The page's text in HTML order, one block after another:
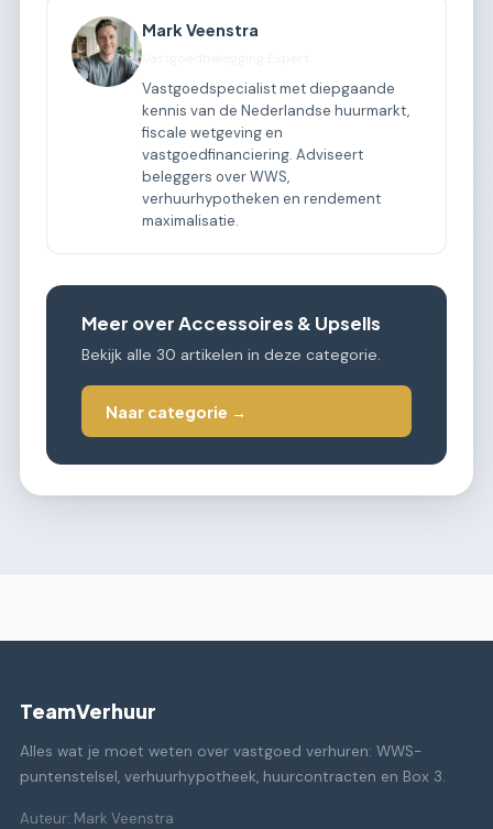
Mark Veenstra
Vastgoedspecialist met diepgaande
kennis van de Nederlandse huurmarkt,
fiscale wetgeving en
vastgoedfinanciering. Adviseert
beleggers over WWS,
verhuurhypotheken en rendement
maximalisatie.
Meer over Accessoires & Upsells
Bekijk alle 30 artikelen in deze categorie.
Naar categorie →
TeamVerhuur
Alles wat je moet weten over vastgoed verhuren: WWS-
puntenstelsel, verhuurhypotheek, huurcontracten en Box 3.
Auteur: Mark Veenstra